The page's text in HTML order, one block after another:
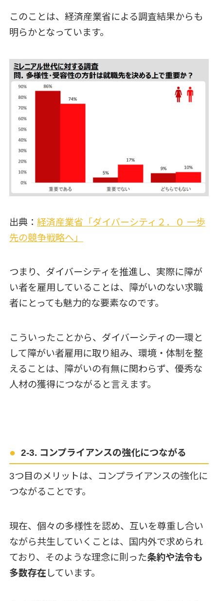
このことは、経済産業省による調査結果からも
明らかとなっています。
出典：経済産業省「ダイバーシティ２．０ 一歩
先の競争戦略へ」
つまり、ダイバーシティを推進し、実際に障が
い者を雇用していることは、障がいのない求職
者にとっても魅力的な要素なのです。
こういったことから、ダイバーシティの一環と
して障がい者雇用に取り組み、環境・体制を整
えることは、障がいの有無に関わらず、優秀な
人材の獲得につながると言えます。
2-3. コンプライアンスの強化につながる
3つ目のメリットは、コンプライアンスの強化に
つながることです。
現在、個々の多様性を認め、互いを尊重し合い
ながら共生していくことは、国内外で求められ
ており、そのような理念に則った条約や法令も
多数存在 しています。